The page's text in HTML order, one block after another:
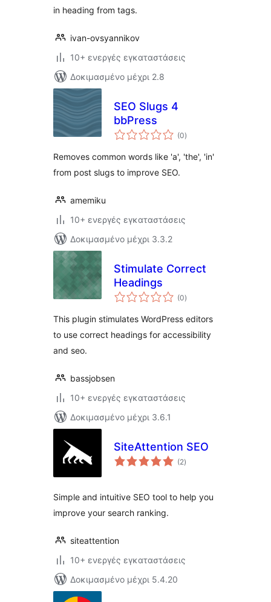
in heading from tags.
ivan-ovsyannikov
10+ ενεργές εγκαταστάσεις
Δοκιμασμένο μέχρι 2.8
SEO Slugs 4
bbPress
(0αξιολογήσεις
σύνολο
)
Removes common words like 'a', 'the', 'in'
from post slugs to improve SEO.
amemiku
10+ ενεργές εγκαταστάσεις
Δοκιμασμένο μέχρι 3.3.2
Stimulate Correct
Headings
(0αξιολογήσεις
σύνολο
)
This plugin stimulates WordPress editors
to use correct headings for accessibility
and seo.
bassjobsen
10+ ενεργές εγκαταστάσεις
Δοκιμασμένο μέχρι 3.6.1
SiteAttention SEO
(2αξιολογήσεις
σύνολο
)
Simple and intuitive SEO tool to help you
improve your search ranking.
siteattention
10+ ενεργές εγκαταστάσεις
Δοκιμασμένο μέχρι 5.4.20